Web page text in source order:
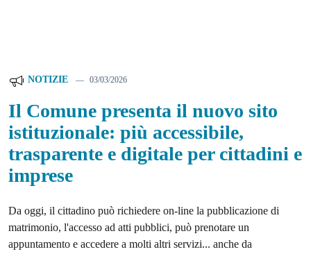
NOTIZIE 03/03/2026
Il Comune presenta il nuovo sito
istituzionale: più accessibile,
trasparente e digitale per cittadini e
imprese
Da oggi, il cittadino può richiedere on-line la pubblicazione di
matrimonio, l'accesso ad atti pubblici, può prenotare un
appuntamento e accedere a molti altri servizi... anche da